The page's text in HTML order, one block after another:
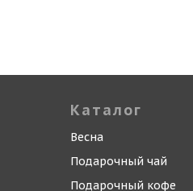
Каталог
Весна
Подарочный чай
Подарочный кофе